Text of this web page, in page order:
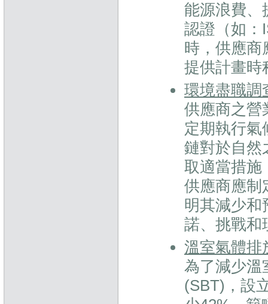
能源浪費、
認證（如：
時，供應商
提供計畫時
環境盡職調
供應商之營
定期執行氣
鏈對於自然
取適當措施
供應商應制
明其減少和
諾、挑戰和
溫室氣體排
為了減少溫
(SBT)，設